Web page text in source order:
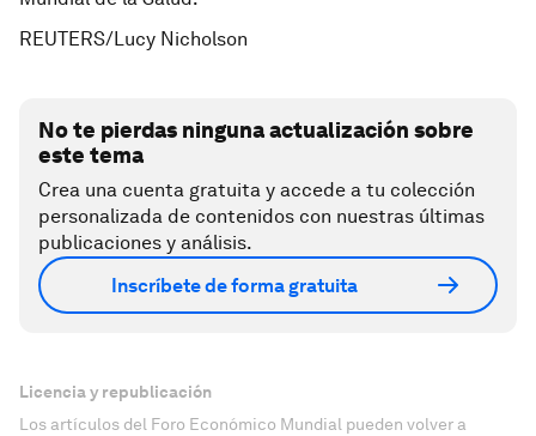
REUTERS/Lucy Nicholson
No te pierdas ninguna actualización sobre
este tema
Crea una cuenta gratuita y accede a tu colección
personalizada de contenidos con nuestras últimas
publicaciones y análisis.
Inscríbete de forma gratuita
Licencia y republicación
Los artículos del Foro Económico Mundial pueden volver a